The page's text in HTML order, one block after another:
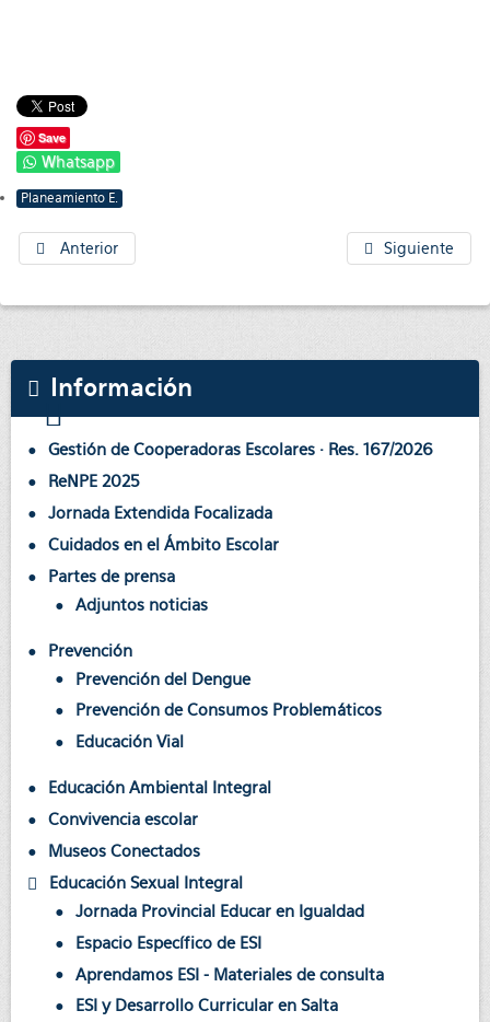
Save
Whatsapp
Planeamiento E.
Anterior Siguiente
Información
Gestión de Cooperadoras Escolares · Res. 167/2026
ReNPE 2025
Jornada Extendida Focalizada
Cuidados en el Ámbito Escolar
Partes de prensa
Adjuntos noticias
Prevención
Prevención del Dengue
Prevención de Consumos Problemáticos
Educación Vial
Educación Ambiental Integral
Convivencia escolar
Museos Conectados
Educación Sexual Integral
Jornada Provincial Educar en Igualdad
Espacio Específico de ESI
Aprendamos ESI - Materiales de consulta
ESI y Desarrollo Curricular en Salta